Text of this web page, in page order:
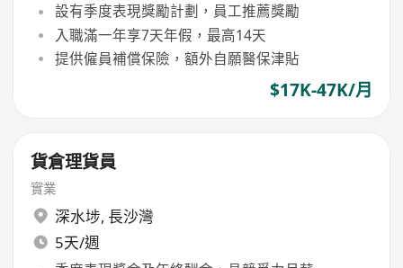
設有季度表現獎勵計劃，員工推薦獎勵
入職滿一年享7天年假，最高14天
提供僱員補償保險，額外自願醫保津貼
$17K-47K/月
貨倉理貨員
實業
深水埗, 長沙灣
5天/週